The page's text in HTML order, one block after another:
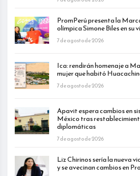
PromPerú presenta la
olímpica Simone Biles en su
7 de agosto de 2026
Ica: rendirán homenaje a
mujer que habitó
7 de agosto de 2026
Apavit espera cambios en
México tras
diplomáticas
7 de agosto de 2026
Liz Chirinos sería la nueva
y se avecinan cambios en